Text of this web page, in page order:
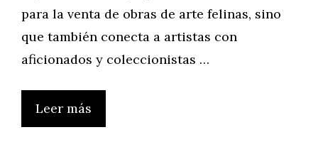
para la venta de obras de arte felinas, sino
que también conecta a artistas con
aficionados y coleccionistas …
Leer más